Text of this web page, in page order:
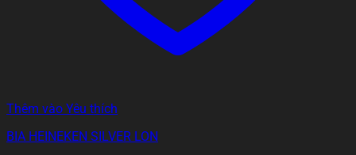
Thêm vào Yêu thích
BIA HEINEKEN SILVER LON